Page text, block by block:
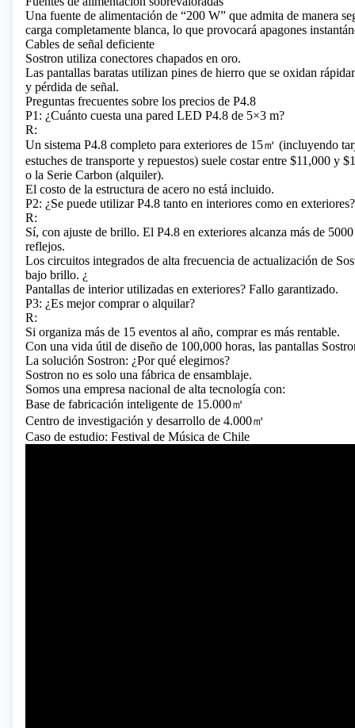
Una fuente de alimentación de “200 W” que admita de manera
carga completamente blanca, lo que provocará apagones
Cables de señal deficiente
Sostron utiliza conectores chapados en oro.
Las pantallas baratas utilizan pines de hierro que se oxidan
y pérdida de señal.
Preguntas frecuentes sobre los precios de P4.8
P1: ¿Cuánto cuesta una pared LED P4.8 de 5×3 m?
R:
Un sistema P4.8 completo para exteriores de 15㎡ (incluyendo
estuches de transporte y repuestos) suele costar entre $11,000 y
o la Serie Carbon (alquiler).
El costo de la estructura de acero no está incluido.
P2: ¿Se puede utilizar P4.8 tanto en interiores como en exteriores?
R:
Sí, con ajuste de brillo. El P4.8 en exteriores alcanza más de
reflejos.
Los circuitos integrados de alta frecuencia de actualización de
bajo brillo. ¿
Pantallas de interior utilizadas en exteriores? Fallo garantizado.
P3: ¿Es mejor comprar o alquilar?
R:
Si organiza más de 15 eventos al año, comprar es más rentable.
Con una vida útil de diseño de 100,000 horas, las pantallas
La solución Sostron: ¿Por qué elegirnos?
Sostron no es solo una fábrica de ensamblaje.
Somos una empresa nacional de alta tecnología con:
Base de fabricación inteligente de 15.000㎡
Centro de investigación y desarrollo de 4.000㎡
Caso de estudio: Festival de Música de Chile